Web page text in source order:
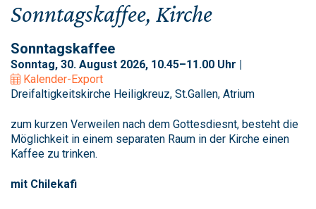
Sonntagskaffee, Kirche
Sonntagskaffee
Sonntag, 30. August 2026, 10.45–11.00 Uhr |
Kalender-Export
Dreifaltigkeitskirche Heiligkreuz, St.Gallen, Atrium
zum kurzen Verweilen nach dem Gottesdiesnt, besteht die
Möglichkeit in einem separaten Raum in der Kirche einen
Kaffee zu trinken.
mit Chilekafi